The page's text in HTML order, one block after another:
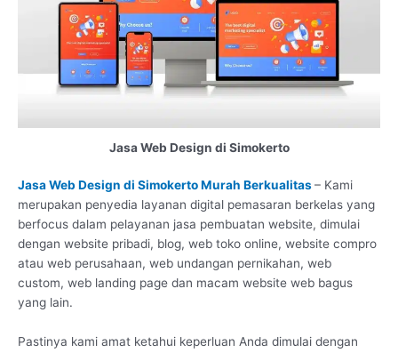
Jasa Web Design di Simokerto
Jasa Web Design di Simokerto Murah Berkualitas– Kami
merupakan penyedia layanan digital pemasaran berkelas yang
berfocus dalam pelayanan jasa pembuatan website, dimulai
dengan website pribadi, blog, web toko online, website compro
atau web perusahaan, web undangan pernikahan, web
custom, web landing page dan macam website web bagus
yang lain.
Pastinya kami amat ketahui keperluan Anda dimulai dengan